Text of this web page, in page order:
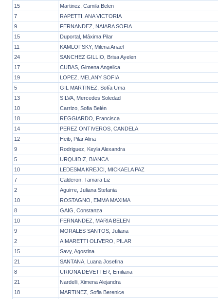
15
Martinez, Camila Belen
7
RAPETTI, ANA VICTORIA
9
FERNANDEZ, NAIARA SOFIA
15
Duportal, Máxima Pilar
11
KAMLOFSKY, Milena Anael
24
SANCHEZ GILLIO, Brisa Ayelen
17
CUBAS, Gimena Angelica
19
LOPEZ, MELANY SOFIA
5
GIL MARTINEZ, Sofía Uma
13
SILVA, Mercedes Soledad
10
Carrizo, Sofia Belén
18
REGGIARDO, Francisca
14
PEREZ ONTIVEROS, CANDELA
12
Heib, Pilar Alina
9
Rodriguez, Keyla Alexandra
5
URQUIDIZ, BIANCA
10
LEDESMA KREJCI, MICKAELA PAZ
7
Calderon, Tamara Liz
2
Aguirre, Juliana Stefania
10
ROSTAGNO, EMMA MAXIMA
8
GAIG, Constanza
10
FERNANDEZ, MARIA BELEN
9
MORALES SANTOS, Juliana
2
AIMARETTI OLIVERO, PILAR
15
Savy, Agostina
21
SANTANA, Luana Josefina
8
URIONA DEVETTER, Emiliana
21
Nardelli, Ximena Alejandra
18
MARTINEZ, Sofia Berenice